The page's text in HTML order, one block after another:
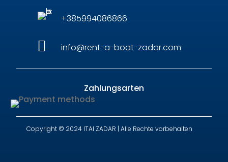
+385994086866
 info@rent-a-boat-zadar.com
Zahlungsarten
Copyright © 2024 ITAI ZADAR |Alle Rechte vorbehalten